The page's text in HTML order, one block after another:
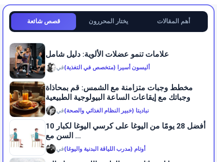
قصص شائعة يختار المحررون أهم المقالات
علامات تنمو عضلات الألوية: دليل شامل
فيأليسون أسيرا (متخصص في التغذية)
مخطط وجبات متزامنة مع الشمس: قم بمحاذاة
وجباتك مع إيقاعات الساعة البيولوجية الطبيعية
فينباديتا (خبير النظام الغذائي والصحة)
10 أفضل 28 يومًا من اليوغا على كرسي اليوغا لكبار
السن مع ...
فيأوتام (مدرب اللياقة البدنية واليوغا)